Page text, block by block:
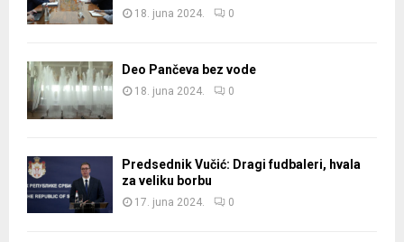
18. juna 2024. 0
Deo Pančeva bez vode
18. juna 2024. 0
Predsednik Vučić: Dragi fudbaleri, hvala
za veliku borbu
17. juna 2024. 0